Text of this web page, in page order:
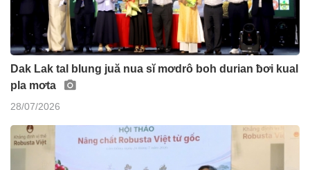
Dak Lak tal blung juă nua sĭ mơdrô boh durian ƀơi kual
pla mơta
28/07/2026